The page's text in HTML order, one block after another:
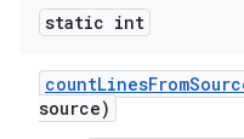
static int
countLinesFrom
source)